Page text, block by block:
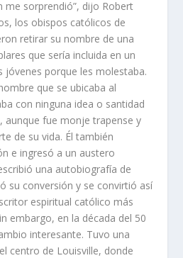
me sorprendió”, dijo Robert
los obispos católicos de
retirar su nombre de una
que sería incluida en un
jóvenes porque les molestaba.
que se ubicaba al
con ninguna idea o santidad
aunque fue monje trapense y
de su vida. Él también
e ingresó a un austero
una autobiografía de
su conversión y se convirtió así
espiritual católico más
embargo, en la década del 50
interesante. Tuvo una
centro de Louisville, donde